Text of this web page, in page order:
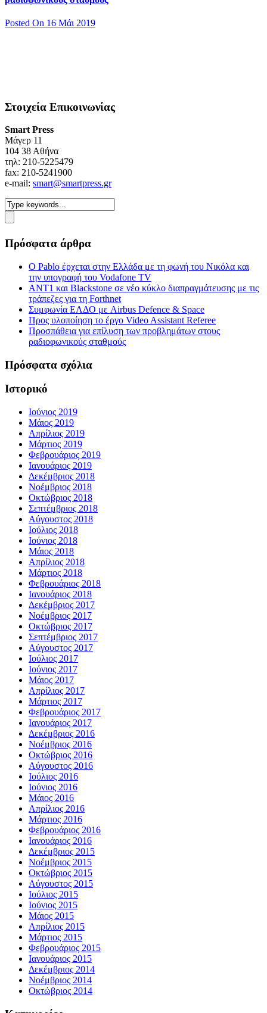
Posted On 16 Μάι 2019
Στοιχεία Επικοινωνίας
Smart Press
Mάγερ 11
104 38 Αθήνα
τηλ: 210-5225479
fax: 210-5241900
e-mail: smart@smartpress.gr
Πρόσφατα άρθρα
Ο Pablo έρχεται στην Ελλάδα με τη φωνή του Νικόλα και
την υπογραφή του Vodafone TV
ΑΝΤ1 και Blackstone σε νέο κύκλο διαπραγμάτευσης με τις
τράπεζες για τη Forthnet
Συμφωνία ΕΛΔΟ με Airbus Defence & Space
Προς υλοποίηση το έργο Video Assistant Referee
Προσπάθεια για επίλυση των προβλημάτων στους
ραδιοφωνικούς σταθμούς
Πρόσφατα σχόλια
Ιστορικό
Ιούνιος 2019
Μάιος 2019
Απρίλιος 2019
Μάρτιος 2019
Φεβρουάριος 2019
Ιανουάριος 2019
Δεκέμβριος 2018
Νοέμβριος 2018
Οκτώβριος 2018
Σεπτέμβριος 2018
Αύγουστος 2018
Ιούλιος 2018
Ιούνιος 2018
Μάιος 2018
Απρίλιος 2018
Μάρτιος 2018
Φεβρουάριος 2018
Ιανουάριος 2018
Δεκέμβριος 2017
Νοέμβριος 2017
Οκτώβριος 2017
Σεπτέμβριος 2017
Αύγουστος 2017
Ιούλιος 2017
Ιούνιος 2017
Μάιος 2017
Απρίλιος 2017
Μάρτιος 2017
Φεβρουάριος 2017
Ιανουάριος 2017
Δεκέμβριος 2016
Νοέμβριος 2016
Οκτώβριος 2016
Αύγουστος 2016
Ιούλιος 2016
Ιούνιος 2016
Μάιος 2016
Απρίλιος 2016
Μάρτιος 2016
Φεβρουάριος 2016
Ιανουάριος 2016
Δεκέμβριος 2015
Νοέμβριος 2015
Οκτώβριος 2015
Αύγουστος 2015
Ιούλιος 2015
Ιούνιος 2015
Μάιος 2015
Απρίλιος 2015
Μάρτιος 2015
Φεβρουάριος 2015
Ιανουάριος 2015
Δεκέμβριος 2014
Νοέμβριος 2014
Οκτώβριος 2014